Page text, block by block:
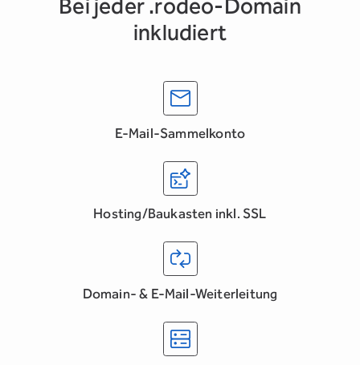
Bei jeder .rodeo-Domain
inkludiert
E-Mail-Sammelkonto
Hosting/Baukasten inkl. SSL
Domain- & E-Mail-Weiterleitung